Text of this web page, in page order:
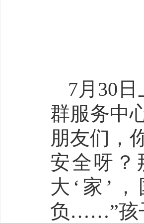
7月30
群服务中
朋友们，
安全呀？
大‘家’
负……”孩